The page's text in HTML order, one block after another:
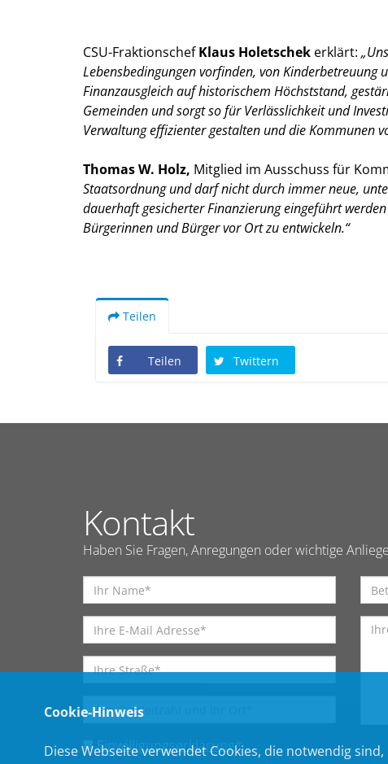
CSU-FraktionschefKlaus Holetschek erklärt:
Lebensbedingungen vorfinden, von
Finanzausgleich auf historischem Höchststand,
Gemeinden und sorgt so für Verlässlichkeit und
Verwaltung effizienter gestalten und die Kommunen
Thomas W. Holz, Mitglied im Ausschuss für
Staatsordnung und darf nicht durch immer neue,
dauerhaft gesicherter Finanzierung eingeführt
Bürgerinnen und Bürger vor Ort zu entwickeln.“
Teilen
Teilen Twittern
Kontakt
Haben Sie Fragen, Anregungen oder wichtige
Einwilligungserklärung*
Cookie-Hinweis
Diese Webseite verwendet Cookies, die notwendig